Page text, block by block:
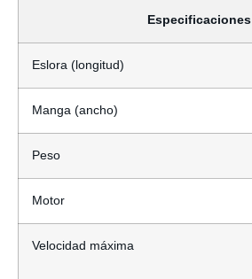
Especificaciones
Eslora (longitud)
Manga (ancho)
Peso
Motor
Velocidad máxima